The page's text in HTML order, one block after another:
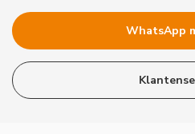
WhatsApp